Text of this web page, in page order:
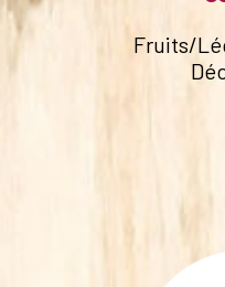
Fruits/